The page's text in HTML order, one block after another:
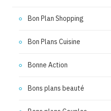
Bon Plan Shopping
Bon Plans Cuisine
Bonne Action
Bons plans beauté